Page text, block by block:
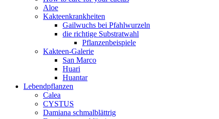
Aloe
Kakteenkrankheiten
Gailwuchs bei Pfahlwurzeln
die richtige Substratwahl
Pflanzenbeispiele
Kakteen-Galerie
San Marco
Huari
Huantar
Lebendpflanzen
Calea
CYSTUS
Damiana schmalblättrig